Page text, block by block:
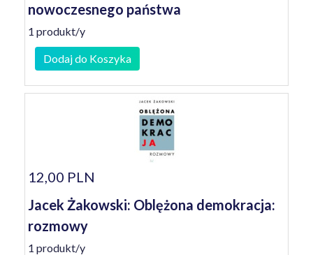
nowoczesnego państwa
1 produkt/y
Dodaj do Koszyka
12,00 PLN
Jacek Żakowski: Oblężona demokracja:
rozmowy
1 produkt/y